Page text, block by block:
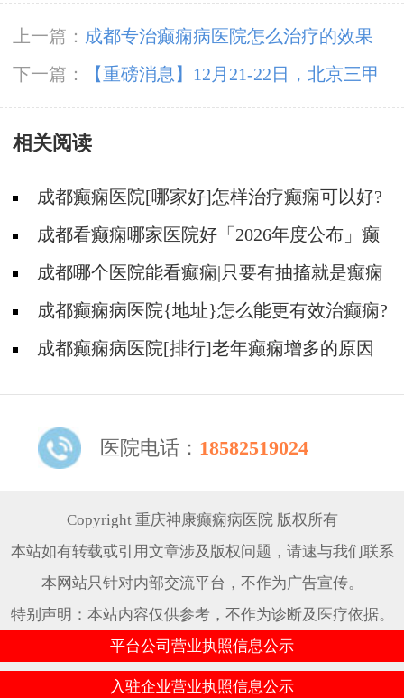
上一篇： 成都专治癫痫病医院怎么治疗的效果
好?
下一篇：
【重磅消息】12月21-22日，北京三甲
癫痫大咖携手0元会诊，高达12000元援助，名额
有限，速约!
相关阅读
成都癫痫医院[哪家好]怎样治疗癫痫可以好?
成都看癫痫哪家医院好「2026年度公布」癫
痫病人的饮食禁忌
成都哪个医院能看癫痫|只要有抽搐就是癫痫
病吗?成都癫痫病医院{地址}怎么能更有效治癫痫?
成都癫痫病医院[排行]老年癫痫增多的原因
医院电话： 18582519024
Copyright 重庆神康癫痫病医院 版权所有
本站如有转载或引用文章涉及版权问题，请速与我们联系
本网站只针对内部交流平台，不作为广告宣传。
特别声明：本站内容仅供参考，不作为诊断及医疗依据。
平台公司营业执照信息公示
入驻企业营业执照信息公示